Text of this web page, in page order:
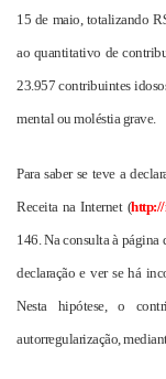
15 de maio, totalizando
ao quantitativo de
23.957 contribuintes
mental ou moléstia grave.
Para saber se teve a
Receita na Internet (http://
146. Na consulta à página
declaração e ver se há
Nesta hipótese, o
autorregularização,